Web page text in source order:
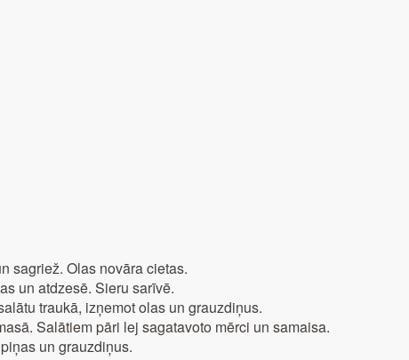
sagriež. Olas novāra cietas.
un atdzesē. Sieru sarīvē.
traukā, izņemot olas un grauzdiņus.
Salātiem pāri lej sagatavoto mērci un samaisa.
un grauzdiņus.